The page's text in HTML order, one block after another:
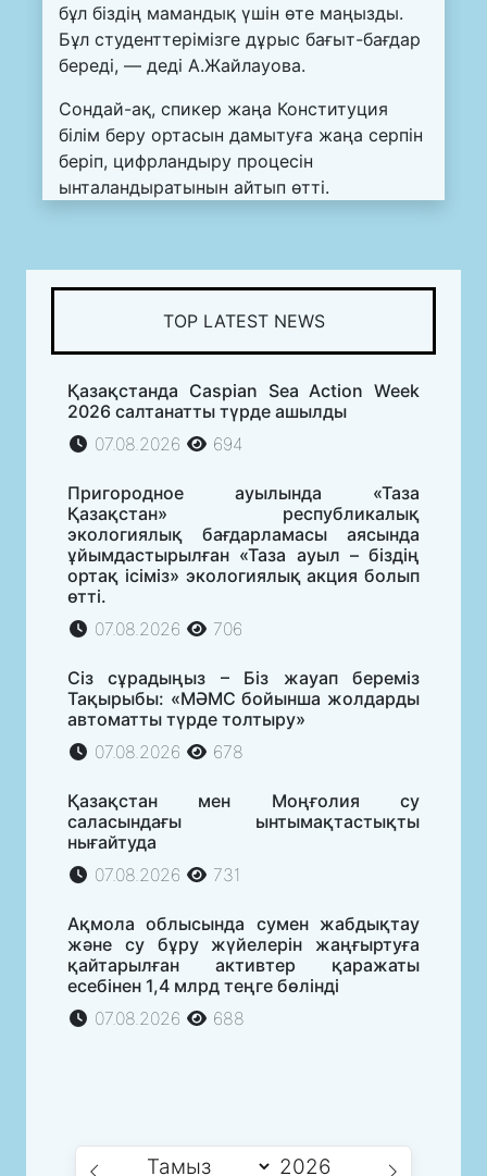
бұл біздің мамандық үшін өте маңызды.
Бұл студенттерімізге дұрыс бағыт-бағдар
береді, — деді А.Жайлауова.
Сондай-ақ, спикер жаңа Конституция
білім беру ортасын дамытуға жаңа серпін
беріп, цифрландыру процесін
ынталандыратынын айтып өтті.
TOP LATEST NEWS
Қазақстанда Caspian Sea Action Week
2026 салтанатты түрде ашылды
07.08.2026
694
Пригородное ауылында «Таза
Қазақстан» республикалық
экологиялық бағдарламасы аясында
ұйымдастырылған «Таза ауыл – біздің
ортақ ісіміз» экологиялық акция болып
өтті.
07.08.2026
706
Сіз сұрадыңыз – Біз жауап береміз
Тақырыбы: «МӘМС бойынша жолдарды
автоматты түрде толтыру»
07.08.2026
678
Қазақстан мен Моңғолия су
саласындағы ынтымақтастықты
нығайтуда
07.08.2026
731
Ақмола облысында сумен жабдықтау
және су бұру жүйелерін жаңғыртуға
қайтарылған активтер қаражаты
есебінен 1,4 млрд теңге бөлінді
07.08.2026
688